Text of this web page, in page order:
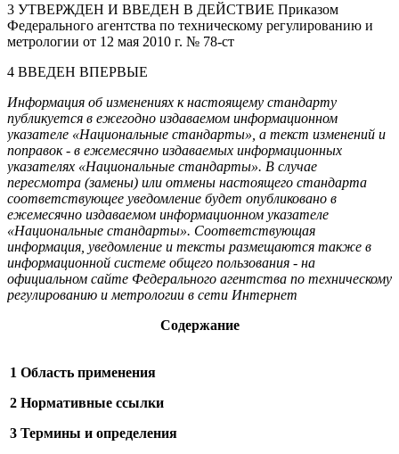
3 УТВЕРЖДЕН И ВВЕДЕН В ДЕЙСТВИЕ Приказом
Федерального агентства по техническому регулированию и
метрологии от 12 мая 2010 г. № 78-ст
4 ВВЕДЕН ВПЕРВЫЕ
Информация об изменениях к настоящему стандарту
публикуется в ежегодно издаваемом информационном
указателе «Национальные стандарты», а текст изменений и
поправок - в ежемесячно издаваемых информационных
указателях «Национальные стандарты». В случае
пересмотра (замены) или отмены настоящего стандарта
соответствующее уведомление будет опубликовано в
ежемесячно издаваемом информационном указателе
«Национальные стандарты». Соответствующая
информация, уведомление и тексты размещаются также в
информационной системе общего пользования - на
официальном сайте Федерального агентства по техническому
регулированию и метрологии в сети Интернет
Содержание
1 Область применения
2 Нормативные ссылки
3 Термины и определения